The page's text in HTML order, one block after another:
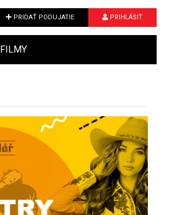
PRIDAŤ PODUJATIE PRIHLÁSIŤ
FILMY